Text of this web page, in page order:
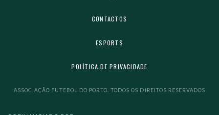
CONTACTOS
ESPORTS
POLÍTICA DE PRIVACIDADE
ASSOCIAÇÃO FUTEBOL DO PORTO. TODOS OS DIREITOS RESERVADOS